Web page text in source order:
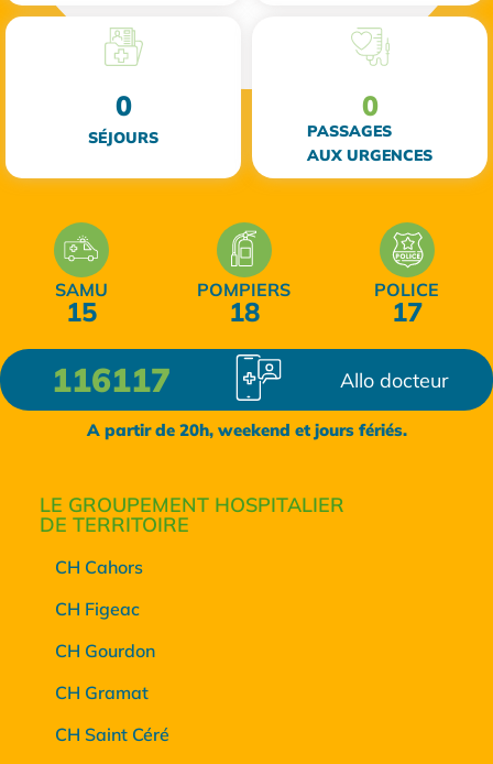
SÉJOURS
0
PASSAGES
AUX URGENCES
0
SAMU
15
POMPIERS
18
POLICE
17
116117 Allo docteur
A partir de 20h, weekend et jours fériés.
LE GROUPEMENT HOSPITALIER
DE TERRITOIRE
CH Cahors
CH Figeac
CH Gourdon
CH Gramat
CH Saint Céré